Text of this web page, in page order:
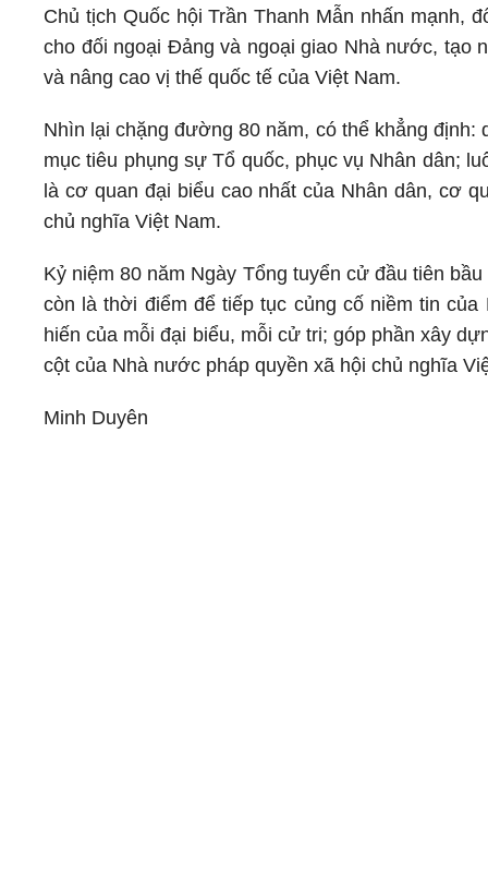
Chủ tịch Quốc hội Trần Thanh Mẫn nhấn mạnh,
cho đối ngoại Đảng và ngoại giao Nhà nước, tạo
và nâng cao vị thế quốc tế của Việt Nam.
Nhìn lại chặng đường 80 năm, có thể khẳng
mục tiêu phụng sự Tổ quốc, phục vụ Nhân dân;
là cơ quan đại biểu cao nhất của Nhân dân, cơ
chủ nghĩa Việt Nam.
Kỷ niệm 80 năm Ngày Tổng tuyển cử đầu tiên
còn là thời điểm để tiếp tục củng cố niềm tin
hiến của mỗi đại biểu, mỗi cử tri; góp phần xây
cột của Nhà nước pháp quyền xã hội chủ nghĩa
Minh Duyên